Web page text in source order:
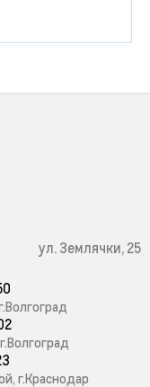
ул. Землячки, 25
г.Краснодар